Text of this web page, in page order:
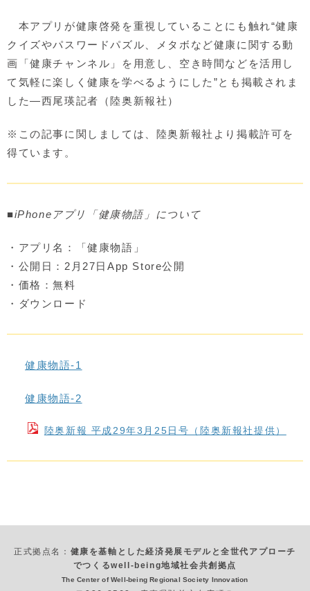
本アプリが健康啓発を重視していることにも触れ“健康
クイズやパスワードパズル、メタボなど健康に関する動
画「健康チャンネル」を用意し、空き時間などを活用し
て気軽に楽しく健康を学べるようにした”とも掲載されま
した―西尾瑛記者（陸奥新報社）
※この記事に関しましては、陸奥新報社より掲載許可を
得ています。
■iPhoneアプリ「健康物語」について
・アプリ名：「健康物語」
・公開日：2月27日App Store公開
・価格：無料
・ダウンロード
健康物語-1
健康物語-2
陸奥新報 平成29年3月25日号（陸奥新報社提供）
正式拠点名： 健康を基軸とした経済発展モデルと全世代アプローチ
でつくるwell-being地域社会共創拠点
The Center of Well-being Regional Society Innovation